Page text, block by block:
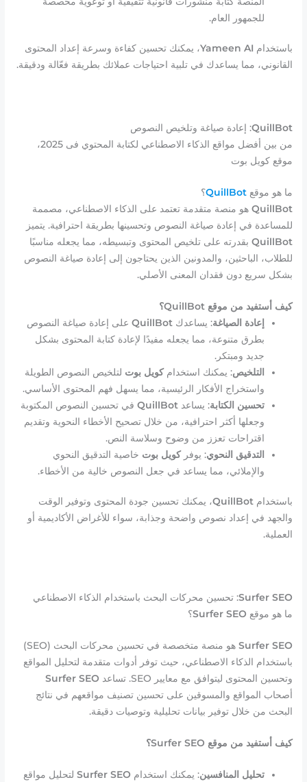
للجمهور العام.
باستخدام Yameen AI، يمكنك تحسين كفاءة وسرعة إعداد المحتوى
القانوني، مما يساعدك في تلبية احتياجات عملائك بطريقة فعّالة ودقيقة.
QuillBot: إعادة صياغة وتلخيص النصوص
من بين أفضل مواقع الذكاء الاصطناعي لكتابة المحتوي فى 2025،
موقع كويل بوت
ما هو موقعQuillBot؟
QuillBot هو منصة متقدمة تعتمد على الذكاء الاصطناعي، مصممة
للمساعدة في إعادة صياغة النصوص وتحسينها بطريقة احترافية. يتميز
QuillBot بقدرته على تلخيص المحتوى وتبسيطه، مما يجعله مناسبًا
للطلاب، الباحثين، والمدونين الذين يحتاجون إلى إعادة صياغة النصوص
بشكل سريع دون فقدان المعنى الأصلي.
كيف أستفيد من موقع QuillBot؟
إعادة الصياغة: يساعدك QuillBot على إعادة صياغة النصوص
بطرق متنوعة، مما يجعله مفيدًا لإعادة كتابة المحتوى بشكل
جديد ومبتكر.
التلخيص: يمكنك استخدامكويل بوت لتلخيص النصوص الطويلة
واستخراج الأفكار الرئيسية، مما يسهل فهم المحتوى الأساسي.
تحسين الكتابة: يساعد QuillBot في تحسين النصوص المكتوبة
وجعلها أكثر احترافية، من خلال تصحيح الأخطاء النحوية وتقديم
اقتراحات تعزز من وضوح وسلاسة النص.
التدقيق النحوي: يوفركويل بوت خاصية التدقيق النحوي
والإملائي، مما يساعد في جعل النصوص خالية من الأخطاء.
باستخدامQuillBot، يمكنك تحسين جودة المحتوى وتوفير الوقت
والجهد في إعداد نصوص واضحة وجذابة، سواء للأغراض الأكاديمية أو
العملية.
Surfer SEO: تحسين محركات البحث باستخدام الذكاء الاصطناعي
ما هو موقع Surfer SEO؟
Surfer SEO
هو منصة متخصصة في تحسين محركات البحث (SEO)
باستخدام الذكاء الاصطناعي، حيث توفر أدوات متقدمة لتحليل المواقع
وتحسين المحتوى ليتوافق مع معايير SEO. تساعد
Surfer SEO
أصحاب المواقع والمسوقين على تحسين تصنيف مواقعهم في نتائج
البحث من خلال توفير بيانات تحليلية وتوصيات دقيقة.
كيف أستفيد من موقع Surfer SEO؟
تحليل المنافسين: يمكنك استخدام Surfer SEO لتحليل مواقع